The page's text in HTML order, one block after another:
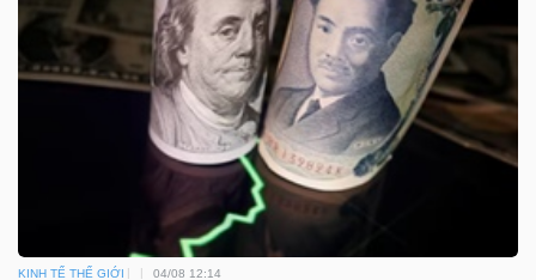
KINH TẾ THẾ GIỚI 04/08 12:14